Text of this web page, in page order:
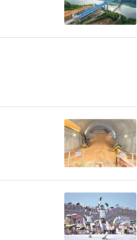
！
分肯定了广大
出的贡献，感
与支持。李刚